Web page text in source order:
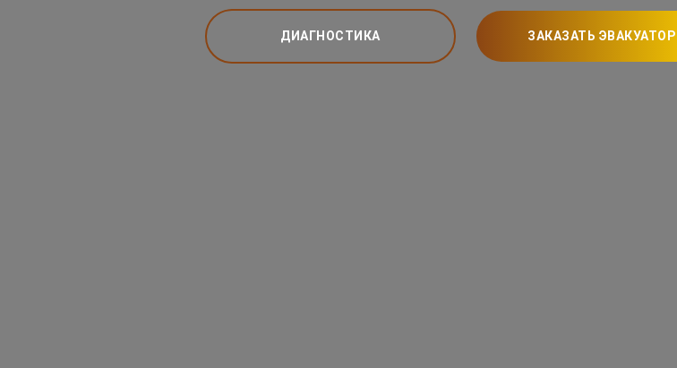
ДИАГНОСТИКА ЗАКАЗАТЬ ЭВАКУАТОР